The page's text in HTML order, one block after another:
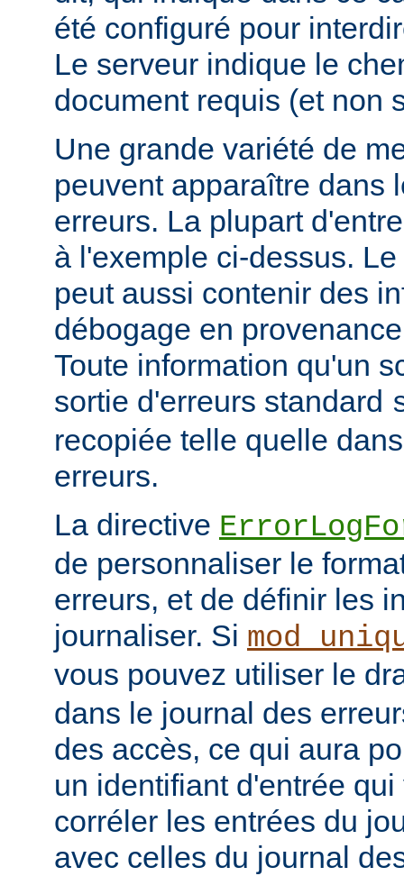
été configuré pour
Le serveur indique le
document requis (et non
Une grande variété de
peuvent apparaître dans
erreurs. La plupart
à l'exemple ci-dessus.
peut aussi contenir des
débogage en
Toute information qu'un
sortie d'erreurs standard
recopiée telle quelle
erreurs.
La directive
de personnaliser le
erreurs, et de définir les
journaliser. Si
vous pouvez utiliser le
dans le journal des
des accès, ce qui aura
un identifiant d'entrée
corréler les entrées du
avec celles du journal